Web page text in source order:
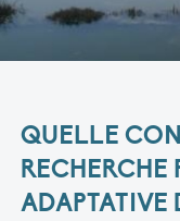
QUELLE
RECHERCHE
ADAPTATIVE